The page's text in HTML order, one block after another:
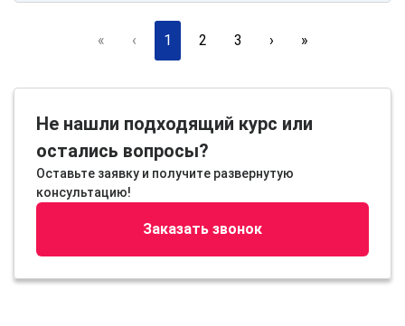
« ‹ 1 2 3 › »
Не нашли подходящий курс или
остались вопросы?
Оставьте заявку и получите развернутую
консультацию!
Заказать звонок